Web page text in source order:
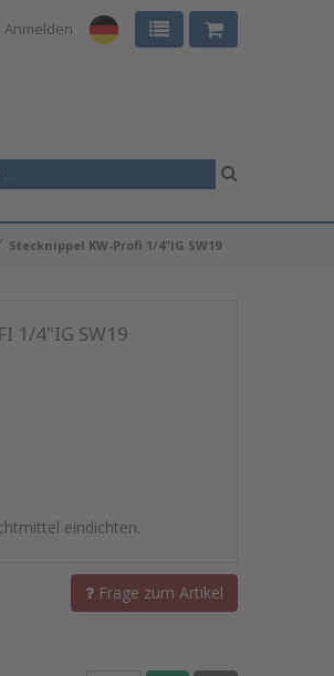
Anmelden
Stecknippel KW-Profi 1/4"IG SW19
1/4"IG SW19
eindichten.
Frage zum Artikel